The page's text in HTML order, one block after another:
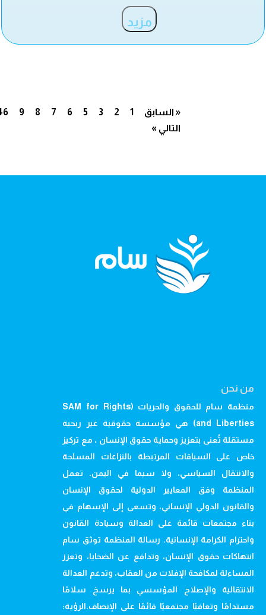
مزيد
« السابق 1
2
3
5
6
7
8
9
التالي »
من نحن
منظمة سام للحقوق والحريات (SAM for Rights
and Liberties) هي مؤسسة حقوقية غير ربحية
مستقلة تُعنى بتعزيز وحماية حقوق الإنسان ، مع تركيز
خاص على السياقات المرتبطة بالنزاعات المسلحة
والانتقال السياسي، ولا سيما في اليمن. تعمل
المنظمة وفق المعايير الدولية لحقوق الإنسان
والقانون الدولي الإنساني، وتسعى إلى الإسهام في
بناء مجتمعات قائمة على العدالة وسيادة القانون
واحترام الكرامة الإنسانية. رسالة المنظمة توثق سام
انتهاكات حقوق الإنسان، وتدافع عن الضحايا، وتعزز
المساءلة لمكافحة الإفلات من العقاب، وتدعم العدالة
الانتقالية والإصلاح المؤسسي بما يرسخ سلامًا
مستدامًا وتعافيًا مجتمعيًا قائمًا على الإنصاف.الرؤية: